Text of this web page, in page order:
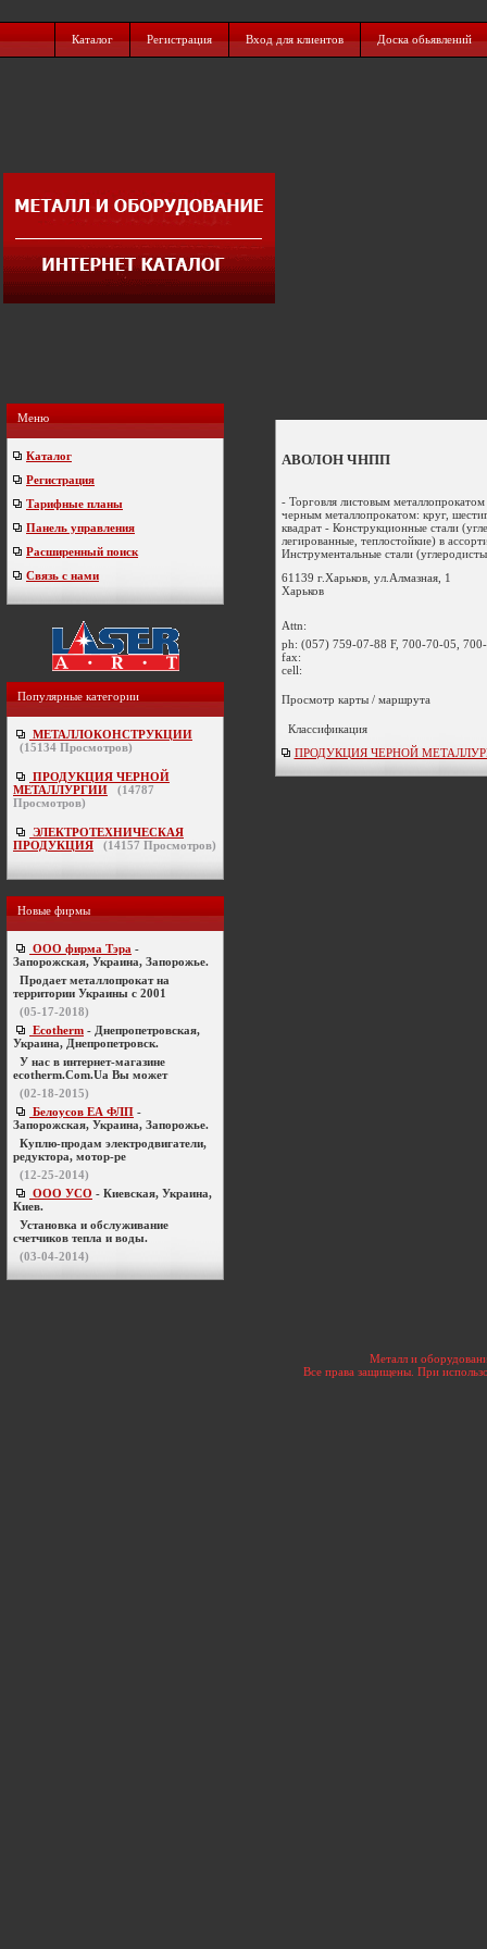
Каталог Регистрация Вход для клиентов Доска обьявлений
Меню
Каталог
Регистрация
Тарифные планы
Панель управления
Расширенный поиск
Связь с нами
Популярные категории
МЕТАЛЛОКОНСТРУКЦИИ
(15134 Просмотров)
ПРОДУКЦИЯ ЧЕРНОЙ
МЕТАЛЛУРГИИ
(14787
Просмотров)
ЭЛЕКТРОТЕХНИЧЕСКАЯ
ПРОДУКЦИЯ
(14157 Просмотров)
Новые фирмы
ООО фирма Тэра -
Запорожская, Украина, Запорожье.
Продает металлопрокат на
территории Украины с 2001
(05-17-2018)
Ecotherm - Днепропетровская,
Украина, Днепропетровск.
У нас в интернет-магазине
ecotherm.Com.Ua Вы может
(02-18-2015)
Белоусов ЕА ФЛП -
Запорожская, Украина, Запорожье.
Куплю-продам электродвигатели,
редуктора, мотор-ре
(12-25-2014)
ООО УСО - Киевская, Украина,
Киев.
Установка и обслуживание
счетчиков тепла и воды.
(03-04-2014)
АВОЛОН ЧНПП
- Торговля листовым
черным металлопрокатом: круг,
квадрат - Конструкционные стали
легированные, теплостойкие) в
Инструментальные стали
61139 г.Харьков, ул.Алмазная, 1
Харьков
Attn:
ph: (057) 759-07-88 F, 700-70-05,
fax:
cell:
Просмотр карты / маршрута
Классификация
ПРОДУКЦИЯ ЧЕРНОЙ
Металл и
Все права защищены. При